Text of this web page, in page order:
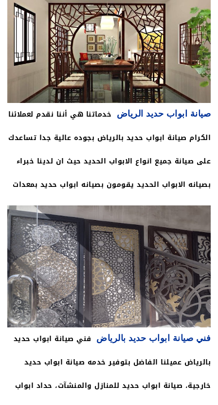
الأبواب والشبابيك في الرياض حداد عام لجميع وظائف
الحدادة في الرياض ، قام بجميع أعمال الحدادة بكل
احترافية وحرفية خدماتنا متوفرة في جميع مناطق الرياض
، نقوم بصيانة وإصلاح الأبواب والشبابيك الحديدية من خلال
حدادين رئيسيين في بوابة الرياض ، والاختلافات بيننا هي
ونوفر أفضل الماركات وأفخم الخامات وقطع الغيار عالية
الجودة تركيب النوافذ والبوابات الحديدية للحدائق العامة
والخاصة في الرياض.
صيانة ابواب حديد الرياض
خدماتنا هي أننا نقدم لعملائنا
الكرام صيانة ابواب حديد بالرياض بجوده عالية جدا تساعدك
على صيانة جميع انواع الابواب الحديد حيث ان لدينا خبراء
بصيانه الابواب الحديد يقومون بصيانه ابواب حديد بمعدات
المانيه ممتازة جدا تساعد بحل كل مشاكل باستخدام
الابواب الحديد ورشة حدادة متنقلة في الرياض نمتلك
جميع المقومات الرئيسية في تنفيذ جميع اعمال احتياجات
الحدادة والحام معلم حدادة في الرياض يعمل حداد ابواب
وشبابيك حديد بالرياض على تقديم افضل حداد ابواب ليزر
في الرياض حداد ابواب الماني في الرياض حداد شبابيك
فني صيانة ابواب حديد بالرياض
فني صيانة ابواب حديد
بالرياض عميلنا الفاضل بتوفير خدمه صيانة ابواب حديد
خارجية، صيانة ابواب حديد للمنازل والمنشآت، حداد ابواب